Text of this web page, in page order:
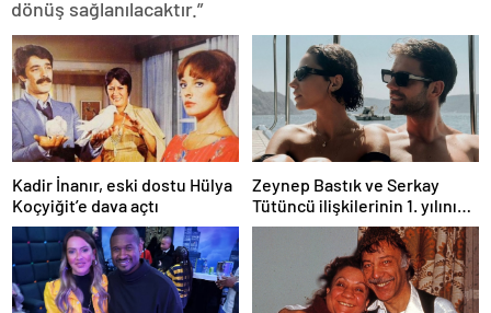
dönüş sağlanılacaktır.”
Kadir İnanır, eski dostu Hülya
Koçyiğit’e dava açtı
Zeynep Bastık ve Serkay
Tütüncü ilişkilerinin 1. yılını
kutladı